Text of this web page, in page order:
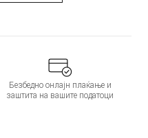
Безбедно онлајн плаќање и
заштита на вашите податоци